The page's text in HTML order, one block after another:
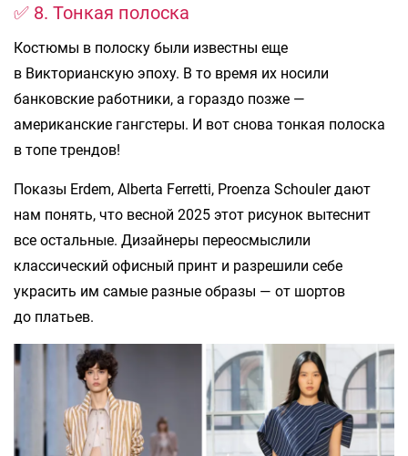
✅ 8. Тонкая полоска
Костюмы в полоску были известны еще
в Викторианскую эпоху. В то время их носили
банковские работники, а гораздо позже —
американские гангстеры. И вот снова тонкая полоска
в топе трендов!
Показы Erdem, Alberta Ferretti, Proenza Schouler дают
нам понять, что весной 2025 этот рисунок вытеснит
все остальные. Дизайнеры переосмыслили
классический офисный принт и разрешили себе
украсить им самые разные образы — от шортов
до платьев.